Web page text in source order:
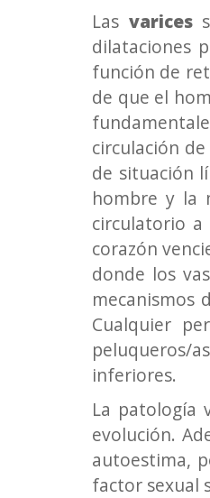
Las varices
dilataciones
función de
de que el
circulación
de situación
hombre y la
circulatorio
corazón
donde los
mecanismos
Cualquier
peluqueros/
inferiores.
La patología
evolución.
autoestima,
factor sexual